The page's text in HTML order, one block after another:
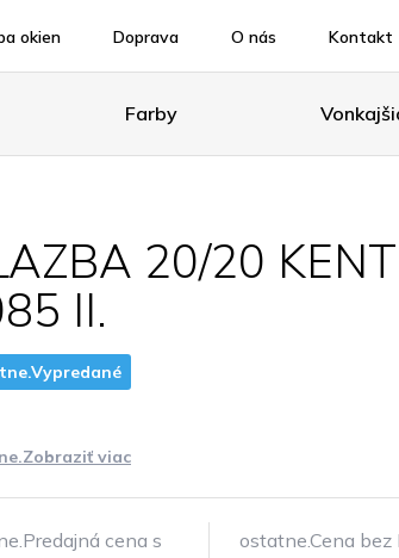
okien Doprava O nás Kontakt
Farby
20/20 KENT
II.
viac
cena s
ostatne.Cena bez